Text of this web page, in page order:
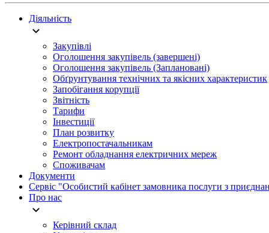
Діяльність
Закупівлі
Оголошення закупівель (завершені)
Оголошення закупівель (Заплановані)
Обґрунтування технічних та якісних характеристик
Запобігання корупції
Звітність
Тарифи
Інвестиції
План розвитку
Електропостачальникам
Ремонт обладнання електричних мереж
Споживачам
Документи
Сервіс "Особистий кабінет замовника послуги з
Про нас
Керівний склад